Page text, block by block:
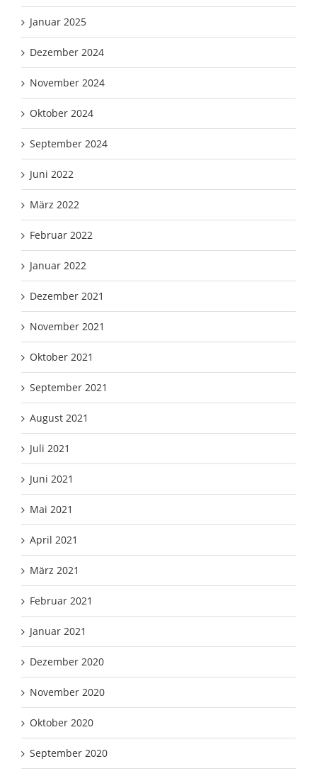
Januar 2025
Dezember 2024
November 2024
Oktober 2024
September 2024
Juni 2022
März 2022
Februar 2022
Januar 2022
Dezember 2021
November 2021
Oktober 2021
September 2021
August 2021
Juli 2021
Juni 2021
Mai 2021
April 2021
März 2021
Februar 2021
Januar 2021
Dezember 2020
November 2020
Oktober 2020
September 2020